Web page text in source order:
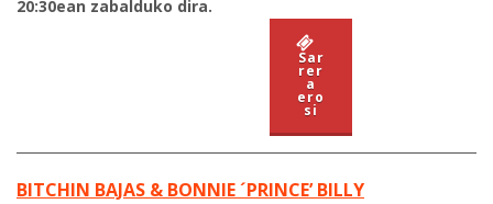
20:30ean zabalduko dira.
Sar
rer
a
ero
si
BITCHIN BAJAS & BONNIE ´PRINCE’ BILLY